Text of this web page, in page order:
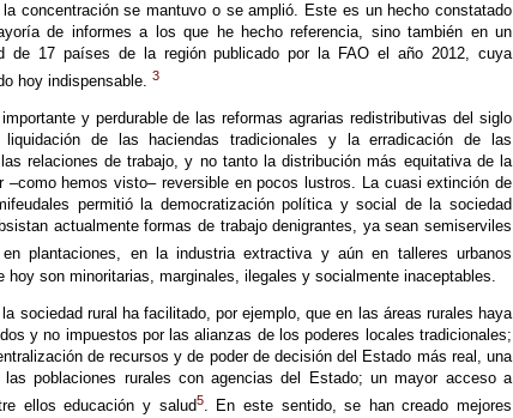
concentración se mantuvo o se amplió. Este es un hecho constatado
de informes a los que he hecho referencia, sino también en un
de 17 países de la región publicado por la FAO el año 2012, cuya
hoy indispensable. 3
y perdurable de las reformas agrarias redistributivas del siglo
de las haciendas tradicionales y la erradicación de las
relaciones de trabajo, y no tanto la distribución más equitativa de la
–como hemos visto– reversible en pocos lustros. La cuasi extinción de
permitió la democratización política y social de la sociedad
actualmente formas de trabajo denigrantes, ya sean semiserviles
plantaciones, en la industria extractiva y aún en talleres urbanos
hoy son minoritarias, marginales, ilegales y socialmente inaceptables.
la sociedad rural ha facilitado, por ejemplo, que en las áreas rurales haya
y no impuestos por las alianzas de los poderes locales tradicionales;
de recursos y de poder de decisión del Estado más real, una
las poblaciones rurales con agencias del Estado; un mayor acceso a
ellos educación y salud5. En este sentido, se han creado mejores